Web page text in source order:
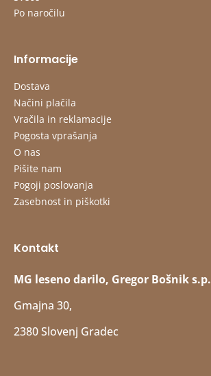
Po naročilu
Informacije
Dostava
Načini plačila
Vračila in reklamacije
Pogosta vprašanja
O nas
Pišite nam
Pogoji poslovanja
Zasebnost in piškotki
Kontakt
MG leseno darilo, Gregor Bošnik s.p.
Gmajna 30,
2380 Slovenj Gradec